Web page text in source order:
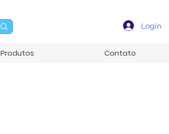
Login
Produtos Contato